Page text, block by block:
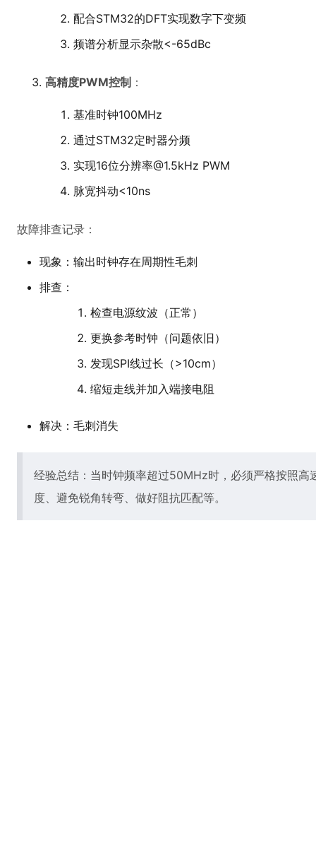
配合STM32的DFT实现数字下变频
频谱分析显示杂散<-65dBc
高精度PWM控制 ：
基准时钟100MHz
通过STM32定时器分频
实现16位分辨率@1.5kHz PWM
脉宽抖动<10ns
故障排查记录：
现象：输出时钟存在周期性毛刺
排查：
检查电源纹波（正常）
更换参考时钟（问题依旧）
发现SPI线过长（>10cm）
缩短走线并加入端接电阻
解决：毛刺消失
经验总结：当时钟频率超过50MHz时，必须严格按照高
度、避免锐角转弯、做好阻抗匹配等。